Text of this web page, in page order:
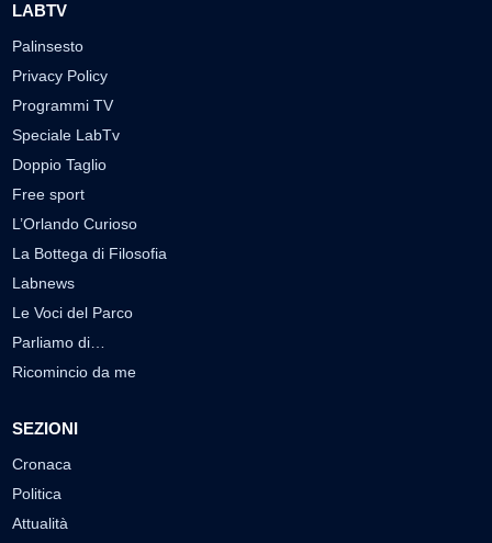
LABTV
Palinsesto
Privacy Policy
Programmi TV
Speciale LabTv
Doppio Taglio
Free sport
L’Orlando Curioso
La Bottega di Filosofia
Labnews
Le Voci del Parco
Parliamo di…
Ricomincio da me
SEZIONI
Cronaca
Politica
Attualità